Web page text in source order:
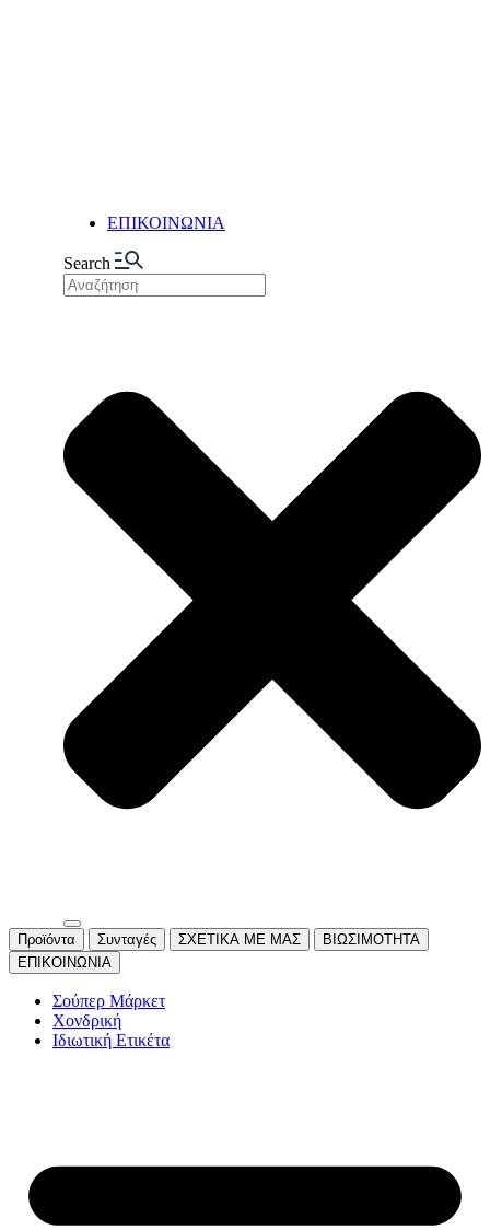
ΕΠΙΚΟΙΝΩΝΙΑ
Search
Προϊόντα Συνταγές ΣΧΕΤΙΚΑ ΜΕ ΜΑΣ
ΒΙΩΣΙΜΟΤΗΤΑ
ΕΠΙΚΟΙΝΩΝΙΑ
Σούπερ Μάρκετ
Χονδρική
Ιδιωτική Ετικέτα